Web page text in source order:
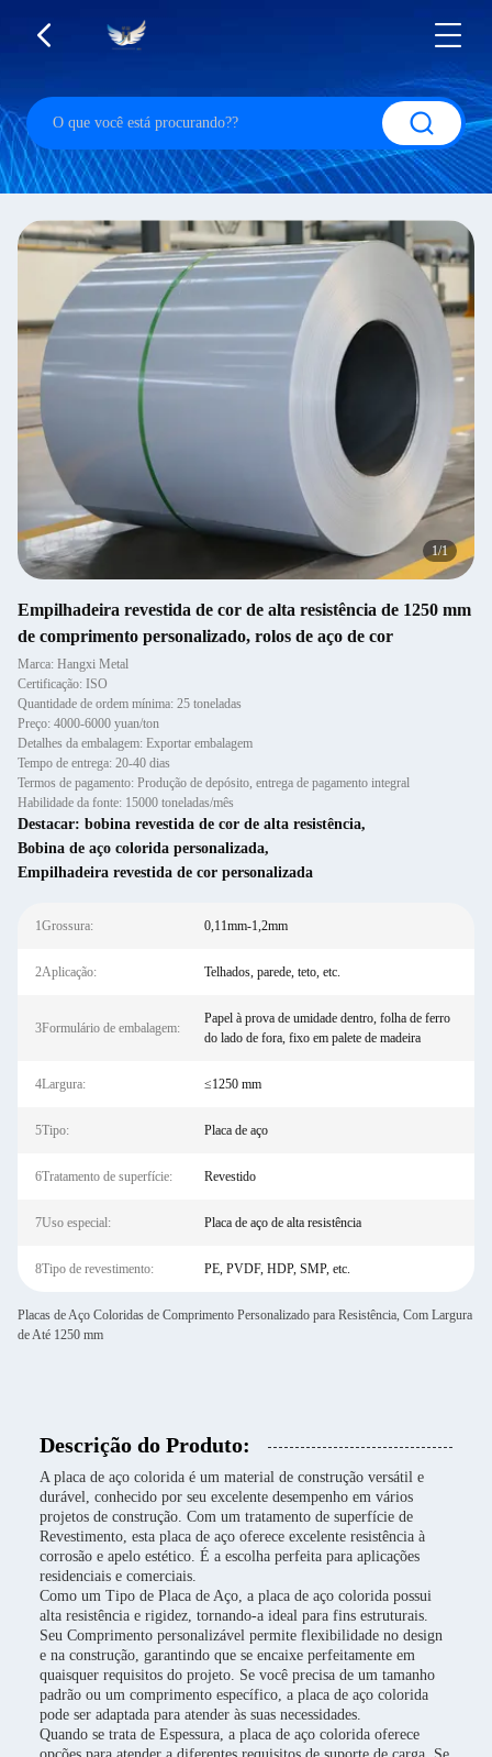
1/1
Empilhadeira revestida de cor de alta resistência de 1250 mm
de comprimento personalizado, rolos de aço de cor
Marca: Hangxi Metal
Certificação: ISO
Quantidade de ordem mínima: 25 toneladas
Preço: 4000-6000 yuan/ton
Detalhes da embalagem: Exportar embalagem
Tempo de entrega: 20-40 dias
Termos de pagamento: Produção de depósito, entrega de pagamento integral
Habilidade da fonte: 15000 toneladas/mês
Destacar: bobina revestida de cor de alta resistência,
Bobina de aço colorida personalizada,
Empilhadeira revestida de cor personalizada
1Grossura: 0,11mm-1,2mm
2Aplicação: Telhados, parede, teto, etc.
3Formulário de embalagem:
Papel à prova de umidade dentro, folha de ferro
do lado de fora, fixo em palete de madeira
4Largura: ≤1250 mm
5Tipo: Placa de aço
6Tratamento de superfície: Revestido
7Uso especial: Placa de aço de alta resistência
8Tipo de revestimento: PE, PVDF, HDP, SMP, etc.
Placas de Aço Coloridas de Comprimento Personalizado para Resistência, Com Largura
de Até 1250 mm
Descrição do Produto:
A placa de aço colorida é um material de construção versátil e
durável, conhecido por seu excelente desempenho em vários
projetos de construção. Com um tratamento de superfície de
Revestimento, esta placa de aço oferece excelente resistência à
corrosão e apelo estético. É a escolha perfeita para aplicações
residenciais e comerciais.
Como um Tipo de Placa de Aço, a placa de aço colorida possui
alta resistência e rigidez, tornando-a ideal para fins estruturais.
Seu Comprimento personalizável permite flexibilidade no design
e na construção, garantindo que se encaixe perfeitamente em
quaisquer requisitos do projeto. Se você precisa de um tamanho
padrão ou um comprimento específico, a placa de aço colorida
pode ser adaptada para atender às suas necessidades.
Quando se trata de Espessura, a placa de aço colorida oferece